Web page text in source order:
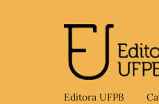
Editora UFPB